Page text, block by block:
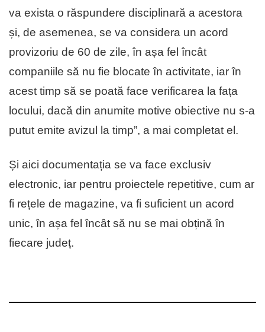
va exista o răspundere disciplinară a acestora
și, de asemenea, se va considera un acord
provizoriu de 60 de zile, în așa fel încât
companiile să nu fie blocate în activitate, iar în
acest timp să se poată face verificarea la fața
locului, dacă din anumite motive obiective nu s-a
putut emite avizul la timp”, a mai completat el.
Și aici documentația se va face exclusiv
electronic, iar pentru proiectele repetitive, cum ar
fi rețele de magazine, va fi suficient un acord
unic, în așa fel încât să nu se mai obțină în
fiecare județ.